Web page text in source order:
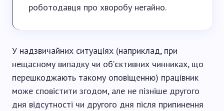
роботодавця про хворобу негайно.
У надзвичайних ситуаціях (наприклад, при
нещасному випадку чи об’єктивних чинниках, що
перешкоджають такому оповіщенню) працівник
може сповістити згодом, але не пізніше другого
дня відсутності чи другого дня після припинення